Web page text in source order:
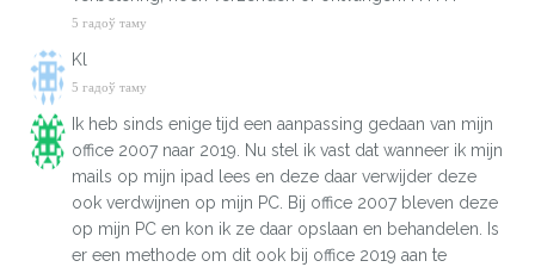
5 гадоў таму
Kl
5 гадоў таму
Ik heb sinds enige tijd een aanpassing gedaan van mijn
office 2007 naar 2019. Nu stel ik vast dat wanneer ik mijn
mails op mijn ipad lees en deze daar verwijder deze
ook verdwijnen op mijn PC. Bij office 2007 bleven deze
op mijn PC en kon ik ze daar opslaan en behandelen. Is
er een methode om dit ook bij office 2019 aan te